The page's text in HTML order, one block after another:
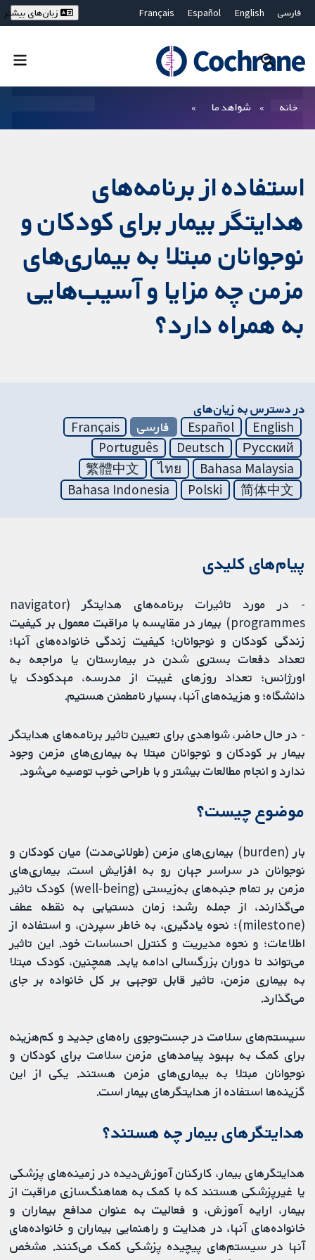
فارسی English
Español
Français
Bahasa Malaysia
ไทย
繁體中文
زبان‌های بیشتر
خانه شواهد ما
استفاده از برنامه‌های
هدایتگر بیمار برای کودکان و
نوجوانان مبتلا به بیماری‌های
مزمن چه مزایا و آسیب‌هایی
به همراه دارد؟
در دسترس به زیان‌های
English
Español فارسی
Français
Русский
Deutsch
Português
Bahasa Malaysia
ไทย
繁體中文
简体中文
Polski
Bahasa Indonesia
پیام‌های کلیدی
- در مورد تاثیرات برنامه‌های هدایتگر (navigator
programmes) بیمار در مقایسه با مراقبت معمول بر کیفیت
زندگی کودکان و نوجوانان؛ کیفیت زندگی خانواده‌های آنها؛
تعداد دفعات بستری شدن در بیمارستان یا مراجعه به
اورژانس؛ تعداد روزهای غیبت از مدرسه، مهدکودک یا
دانشگاه؛ و هزینه‌های آنها، بسیار نامطمئن هستیم.
- در حال حاضر، شواهدی برای تعیین تاثیر برنامه‌های هدایتگر
بیمار بر کودکان و نوجوانان مبتلا به بیماری‌های مزمن وجود
ندارد و انجام مطالعات بیشتر و با طراحی خوب توصیه می‌شود.
موضوع چیست؟
بار (burden) بیماری‌های مزمن (طولانی‌مدت) میان کودکان و
نوجوانان در سراسر جهان رو به افزایش است. بیماری‌های
مزمن بر تمام جنبه‌های به‌زیستی (well-being) کودک تاثیر
می‌گذارند، از جمله رشد؛ زمان دستیابی به نقطه عطف
(milestone)؛ نحوه یادگیری، به خاطر سپردن، و استفاده از
اطلاعات؛ و نحوه مدیریت و کنترل احساسات خود. این تاثیر
می‌تواند تا دوران بزرگسالی ادامه یابد. همچنین، کودک مبتلا
به بیماری مزمن، تاثیر قابل توجهی بر کل خانواده بر جای
می‌گذارد.
سیستم‌های سلامت در جست‌وجوی راه‌های جدید و کم‌هزینه
برای کمک به بهبود پیامدهای مزمن سلامت برای کودکان و
نوجوانان مبتلا به بیماری‌های مزمن هستند. یکی از این
گزینه‌ها استفاده از هدایتگرهای بیمار است.
هدایتگرهای بیمار چه هستند؟
هدایتگرهای بیمار، کارکنان آموزش‌دیده در زمینه‌های پزشکی
یا غیرپزشکی هستند که با کمک به هماهنگ‌سازی مراقبت از
بیمار، ارایه آموزش، و فعالیت به‌ عنوان مدافع بیماران و
خانواده‌های آنها، در هدایت و راهنمایی بیماران و خانواده‌های
آنها در سیستم‌های پیچیده پزشکی کمک می‌کنند. مشخص